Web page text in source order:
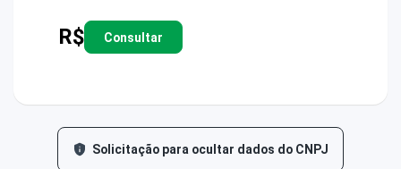
R$ Consultar
Solicitação para ocultar dados do CNPJ